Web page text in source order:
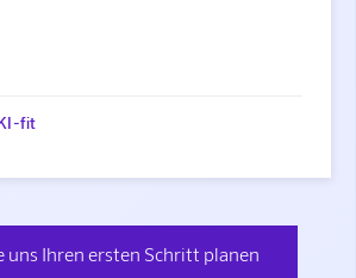
fit
uns Ihren ersten Schritt planen